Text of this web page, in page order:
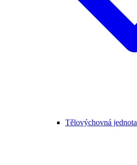
Tělovýchovná jednota